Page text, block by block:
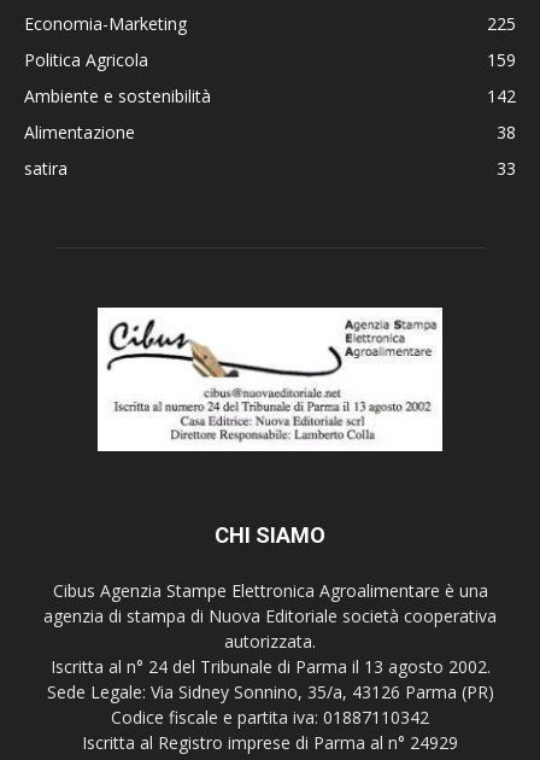
Economia-Marketing
225
Politica Agricola
159
Ambiente e sostenibilità
142
Alimentazione
38
satira
33
CHI SIAMO
Cibus Agenzia Stampe Elettronica Agroalimentare è una
agenzia di stampa di Nuova Editoriale società cooperativa
autorizzata.
Iscritta al n° 24 del Tribunale di Parma il 13 agosto 2002.
Sede Legale: Via Sidney Sonnino, 35/a, 43126 Parma (PR)
Codice fiscale e partita iva: 01887110342
Iscritta al Registro imprese di Parma al n° 24929